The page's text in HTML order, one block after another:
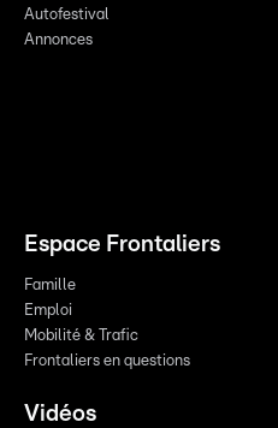
Autofestival
Annonces
Espace Frontaliers
Famille
Emploi
Mobilité & Trafic
Frontaliers en questions
Vidéos